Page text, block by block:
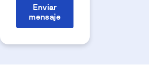
Enviar
mensaje